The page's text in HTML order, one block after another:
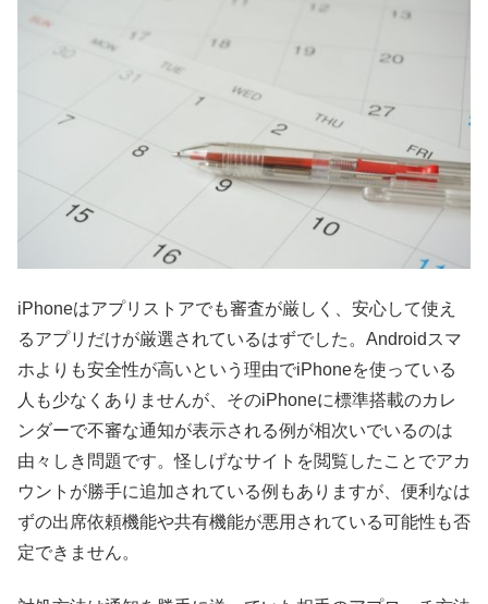
iPhoneはアプリストアでも審査が厳しく、安心して使え
るアプリだけが厳選されているはずでした。Androidスマ
ホよりも安全性が高いという理由でiPhoneを使っている
人も少なくありませんが、そのiPhoneに標準搭載のカレ
ンダーで不審な通知が表示される例が相次いでいるのは
由々しき問題です。怪しげなサイトを閲覧したことでアカ
ウントが勝手に追加されている例もありますが、便利なは
ずの出席依頼機能や共有機能が悪用されている可能性も否
定できません。